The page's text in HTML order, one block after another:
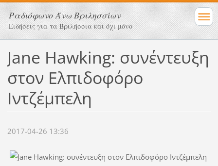
Ραδιόφωνο Άνω Βριλησσίων
Ειδήσεις για τα Βριλήσσια και όχι μόνο
Jane Hawking: συνέντευξη
στον Ελπιδοφόρο
Ιντζέμπελη
2017-04-26 13:36